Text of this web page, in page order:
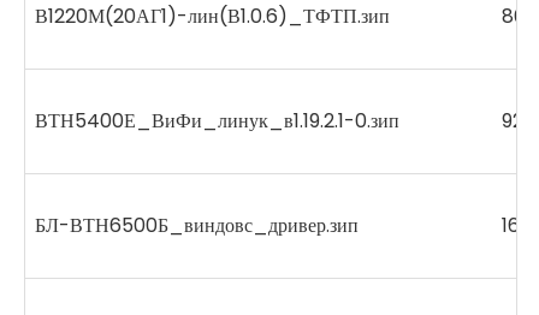
В1220М(20АГ1)-лин(В1.0.6)_ТФТП.зип
ВТН5400Е_ВиФи_линук_в1.19.2.1-0.зип
БЛ-ВТН6500Б_виндовс_дривер.зип